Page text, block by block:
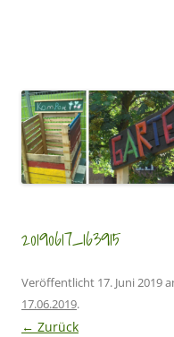
20190617_163915
Veröffentlicht 17. Juni 2019
17.06.2019.
← Zurück